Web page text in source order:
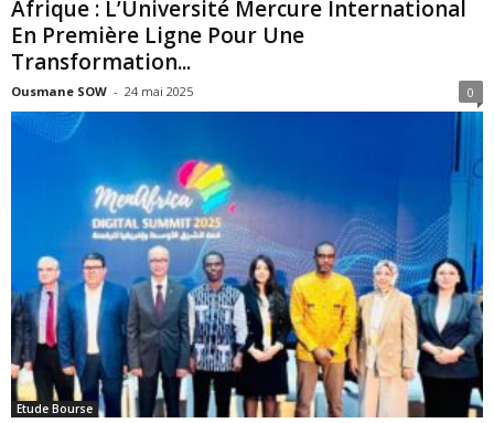
Afrique : L’Université Mercure International
En Première Ligne Pour Une
Transformation...
Ousmane SOW - 24 mai 2025 0
Etude Bourse